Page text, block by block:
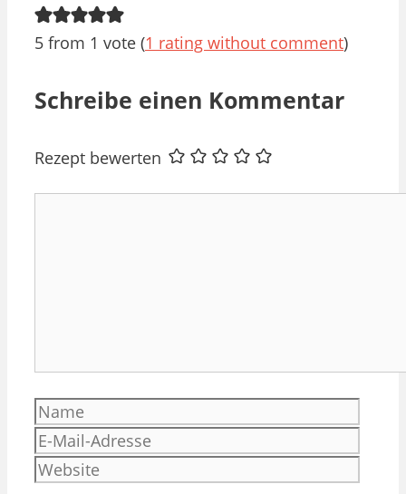
5 from 1 vote (1 rating without comment)
Schreibe einen Kommentar
Rezept bewerten
Name